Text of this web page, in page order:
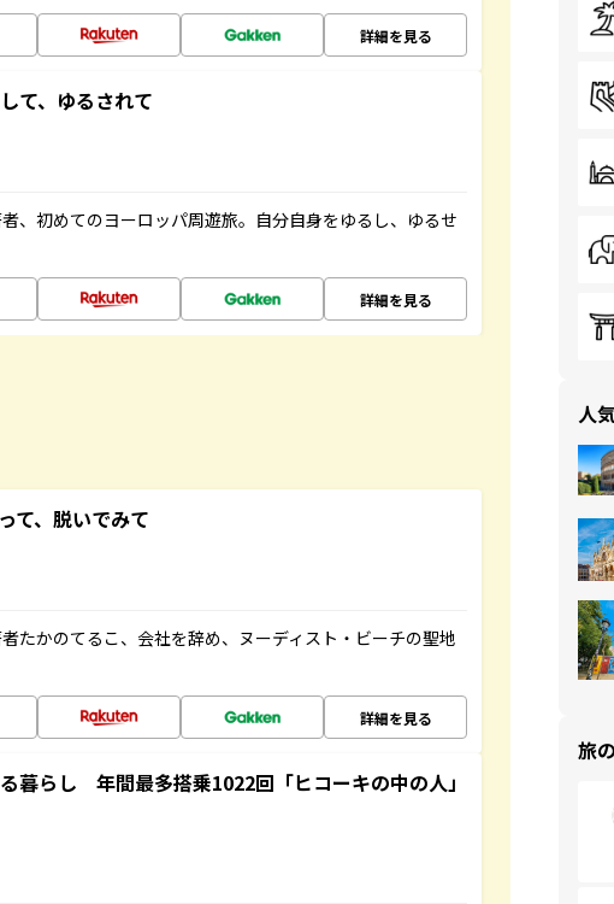
詳細を見る
て、ゆるされて
、初めてのヨーロッパ周遊旅。自分自身をゆるし、ゆるせ
詳細を見る
て、脱いでみて
たかのてるこ、会社を辞め、ヌーディスト・ビーチの聖地
詳細を見る
暮らし 年間最多搭乗1022回「ヒコーキの中の人」
人
旅